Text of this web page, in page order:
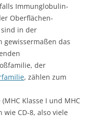
Immunglobulin-
Oberflächen-
sind in der
gewissermaßen das
der
, zählen zum
Klasse I und MHC
wie CD-8, also viele